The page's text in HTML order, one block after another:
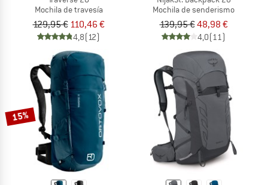
Mochila de travesía
129,95 € 110,46 €
4,8(12)
Mochila de senderismo
139,95 €48,98 €
4,0(11)
15%